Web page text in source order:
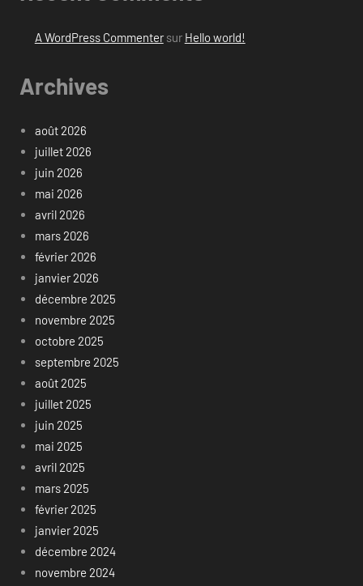
A WordPress Commentersur Hello world!
Archives
août 2026
juillet 2026
juin 2026
mai 2026
avril 2026
mars 2026
février 2026
janvier 2026
décembre 2025
novembre 2025
octobre 2025
septembre 2025
août 2025
juillet 2025
juin 2025
mai 2025
avril 2025
mars 2025
février 2025
janvier 2025
décembre 2024
novembre 2024